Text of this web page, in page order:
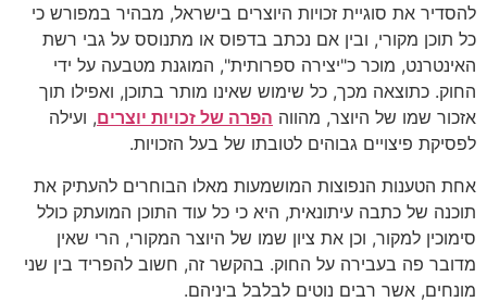
להסדיר את סוגיית זכויות היוצרים בישראל, מבהיר במפורש כי
כל תוכן מקורי, ובין אם נכתב בדפוס או מתנוסס על גבי רשת
האינטרנט, מוכר כ"יצירה ספרותית", המוגנת מטבעה על ידי
החוק. כתוצאה מכך, כל שימוש שאינו מותר בתוכן, ואפילו תוך
אזכור שמו של היוצר, מהווה הפרה של זכויות יוצרים, ועילה
לפסיקת פיצויים גבוהים לטובתו של בעל הזכויות.
אחת הטענות הנפוצות המושמעות מאלו הבוחרים להעתיק את
תוכנה של כתבה עיתונאית, היא כי כל עוד התוכן המועתק כולל
סימוכין למקור, וכן את ציון שמו של היוצר המקורי, הרי שאין
מדובר פה בעבירה על החוק. בהקשר זה, חשוב להפריד בין שני
מונחים, אשר רבים נוטים לבלבל ביניהם.